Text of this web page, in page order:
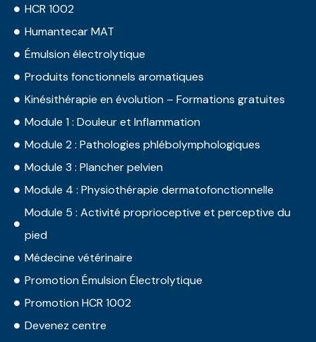
HCR 1002
Humantecar MAT
Émulsion électrolytique
Produits fonctionnels aromatiques
Kinésithérapie en évolution – Formations gratuites
Module 1 : Douleur et Inflammation
Module 2 : Pathologies phlébolymphologiques
Module 3 : Plancher pelvien
Module 4 : Physiothérapie dermatofonctionnelle
Module 5 : Activité proprioceptive et perceptive du
pied
Médecine vétérinaire
Promotion Émulsion Électrolytique
Promotion HCR 1002
Devenez centre